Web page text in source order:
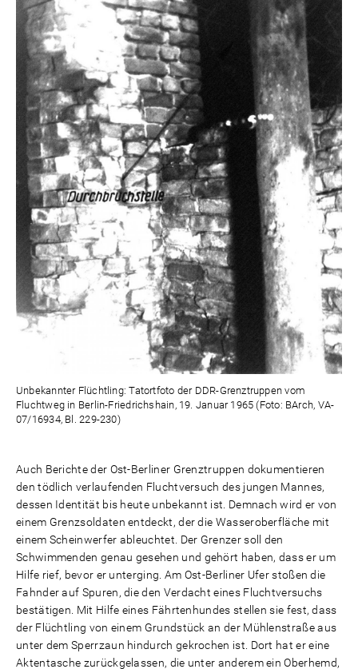
Unbekannter Flüchtling: Tatortfoto der DDR-Grenztruppen vom
Fluchtweg in Berlin-Friedrichshain, 19. Januar 1965 (Foto: BArch, VA-
07/16934, Bl. 229-230)
Auch Berichte der Ost-Berliner Grenztruppen dokumentieren
den tödlich verlaufenden Fluchtversuch des jungen Mannes,
dessen Identität bis heute unbekannt ist. Demnach wird er von
einem Grenzsoldaten entdeckt, der die Wasseroberfläche mit
einem Scheinwerfer ableuchtet. Der Grenzer soll den
Schwimmenden genau gesehen und gehört haben, dass er um
Hilfe rief, bevor er unterging. Am Ost-Berliner Ufer stoßen die
Fahnder auf Spuren, die den Verdacht eines Fluchtversuchs
bestätigen. Mit Hilfe eines Fährtenhundes stellen sie fest, dass
der Flüchtling von einem Grundstück an der Mühlenstraße aus
unter dem Sperrzaun hindurch gekrochen ist. Dort hat er eine
Aktentasche zurückgelassen, die unter anderem ein Oberhemd,